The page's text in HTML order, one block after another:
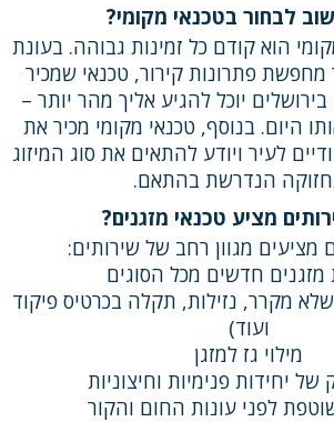
לבחור בטכנאי מקומי?
הוא קודם כל זמינות גבוהה. בעונת
פתרונות קירור, טכנאי שמכיר
יוכל להגיע אליך מהר יותר –
היום. בנוסף, טכנאי מקומי מכיר את
לעיר ויודע להתאים את סוג המיזוג
הנדרשת בהתאם.
מציע טכנאי מזגנים?
מציעים מגוון רחב של שירותים:
חדשים מכל הסוגים
שלא מקרר, נזילות, תקלה בכרטיס פיקוד
ועוד)
מילוי גז למזגן
של יחידות פנימיות וחיצוניות
לפני עונות החום והקור